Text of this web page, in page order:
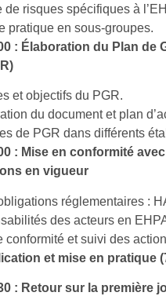
de risques spécifiques à
pratique en sous-groupes.
: Élaboration du Plan de
et objectifs du PGR.
du document et plan
de PGR dans différents
: Mise en conformité
en vigueur
réglementaires :
des acteurs en
conformité et suivi des
et mise en pratique
: Retour sur la première